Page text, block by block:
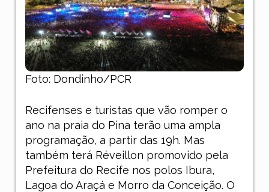
Foto: Dondinho/PCR
Recifenses e turistas que vão romper o
ano na praia do Pina terão uma ampla
programação, a partir das 19h. Mas
também terá Réveillon promovido pela
Prefeitura do Recife nos polos Ibura,
Lagoa do Araçá e Morro da Conceição. O